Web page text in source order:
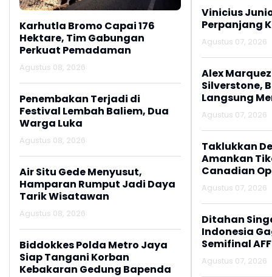
Karhutla Bromo Capai 176
Hektare, Tim Gabungan
Perkuat Pemadaman
Agustus 08, 2026
Penembakan Terjadi di
Festival Lembah Baliem, Dua
Warga Luka
Agustus 08, 2026
Air Situ Gede Menyusut,
Hamparan Rumput Jadi Daya
Tarik Wisatawan
Agustus 08, 2026
Biddokkes Polda Metro Jaya
Siap Tangani Korban
Kebakaran Gedung Bapenda
Vinicius
Perpanjang
Agustus 07, 2026
Alex
Silverstone,
Langsung
Agustus 07, 2026
Taklukkan
Amankan
Canadian
Agustus 07, 2026
Ditahan
Indonesia
Semifinal
Agustus 07, 2026